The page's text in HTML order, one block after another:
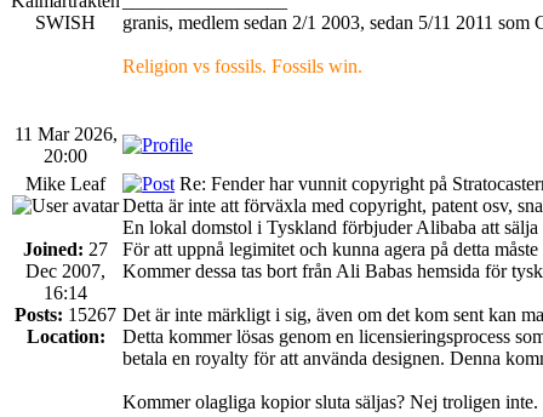
SWISH
granis, medlem sedan 2/1 2003, sedan 5/11 2011 som
Religion vs fossils. Fossils win.
11 Mar 2026,
20:00
Mike Leaf
Joined: 27
Dec 2007,
16:14
Posts: 15267
Location:
Re: Fender har vunnit copyright på
Detta är inte att förväxla med copyright, patent osv,
En lokal domstol i Tyskland förbjuder Alibaba att
För att uppnå legimitet och kunna agera på detta
Kommer dessa tas bort från Ali Babas hemsida för
Det är inte märkligt i sig, även om det kom sent kan
Detta kommer lösas genom en licensieringsprocess
betala en royalty för att använda designen. Denna
Kommer olagliga kopior sluta säljas? Nej troligen inte.